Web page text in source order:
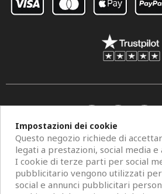
Impostazioni dei cookie
Questo negozio richiede di
legati a prestazioni, social media
I cookie di terze parti per social
pubblicitario vengono utilizzati
social e annunci pubblicitari